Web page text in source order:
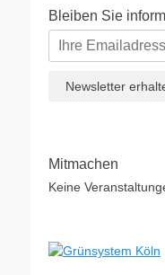
Bleiben Sie
Mitmachen
Keine